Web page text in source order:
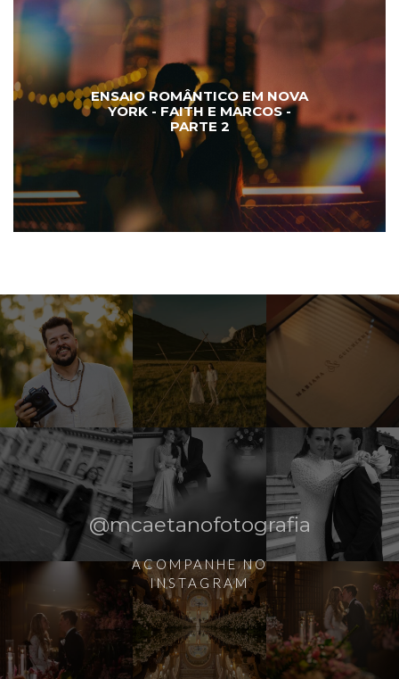
ENSAIO ROMÂNTICO EM NOVA
YORK - FAITH E MARCOS -
PARTE 2
@mcaetanofotografia
ACOMPANHE NO
INSTAGRAM